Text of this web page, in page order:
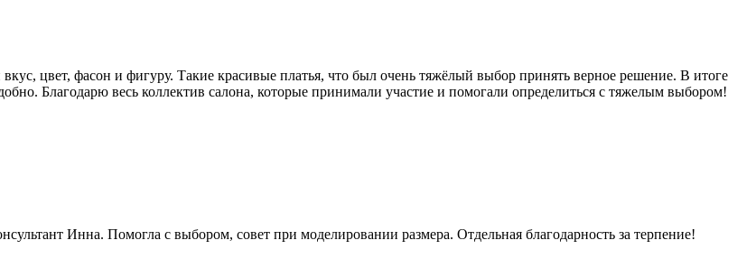
цвет, фасон и фигуру. Такие красивые платья, что был очень тяжёлый выбор принять верное решение. В итоге
Благодарю весь коллектив салона, которые принимали участие и помогали определиться с тяжелым выбором!
Инна. Помогла с выбором, совет при моделировании размера. Отдельная благодарность за терпение!